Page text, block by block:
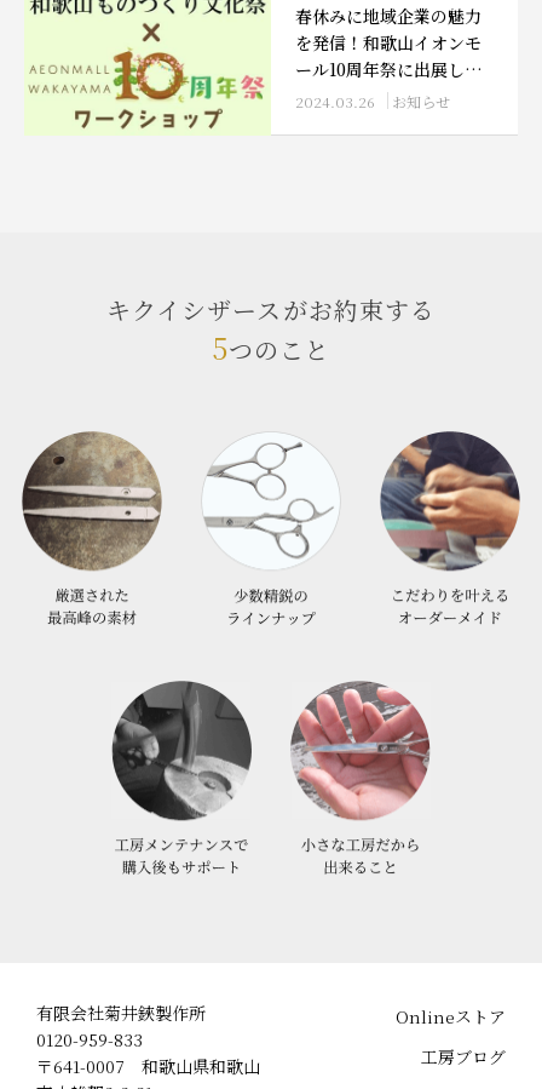
春休みに地域企業の魅力
を発信！和歌山イオンモ
ール10周年祭に出展しま
す
2024.03.26 お知らせ
キクイシザースがお約束する
5つのこと
有限会社菊井鋏製作所
0120-959-833
〒641-0007 和歌山県和歌山
Onlineストア
工房ブログ